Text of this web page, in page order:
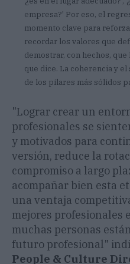
empresa?' Por eso, el
momento clave para
recordar los valores que
demostrar, con hechos,
que dice. La coherencia y
de los pilares más sólidos
"Lograr crear un
profesionales se
y motivados para
versión, reduce la
compromiso a largo
acompañar bien esta
una ventaja
mejores profesionales
muchas personas
futuro profesional"
People & Culture